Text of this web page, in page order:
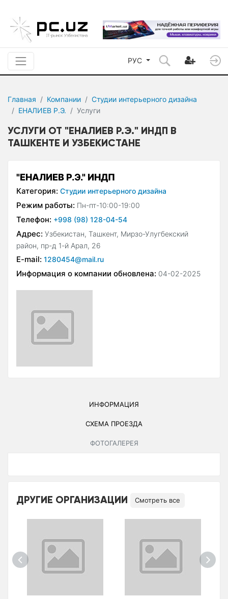
РУС
Главная Компании
Студии интерьерного дизайна
ЕНАЛИЕВ Р.Э.
Услуги
УСЛУГИ ОТ "ЕНАЛИЕВ Р.Э." ИНДП В
ТАШКЕНТЕ И УЗБЕКИСТАНЕ
"ЕНАЛИЕВ Р.Э." ИНДП
Категория: Студии интерьерного дизайна
Режим работы: Пн-пт-10:00-19:00
Телефон: +998 (98) 128-04-54
Адрес: Узбекистан, Ташкент, Мирзо-Улугбекский
район, пр-д 1-й Арал, 26
E-mail: 1280454@mail.ru
Информация о компании обновлена: 04-02-2025
ИНФОРМАЦИЯ
СХЕМА ПРОЕЗДА
ФОТОГАЛЕРЕЯ
ДРУГИЕ ОРГАНИЗАЦИИ Смотреть все